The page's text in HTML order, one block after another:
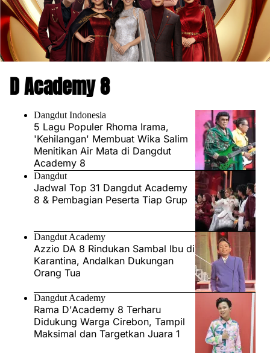
D Academy 8
Dangdut Indonesia
5 Lagu Populer Rhoma Irama,
'Kehilangan' Membuat Wika Salim
Menitikan Air Mata di Dangdut
Academy 8
Dangdut
Jadwal Top 31 Dangdut Academy
8 & Pembagian Peserta Tiap Grup
Dangdut Academy
Azzio DA 8 Rindukan Sambal Ibu di
Karantina, Andalkan Dukungan
Orang Tua
Dangdut Academy
Rama D'Academy 8 Terharu
Didukung Warga Cirebon, Tampil
Maksimal dan Targetkan Juara 1